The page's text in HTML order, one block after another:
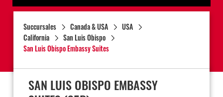
Succursales Canada & USA
USA
California
San Luis Obispo
San Luis Obispo Embassy Suites
SAN LUIS OBISPO EMBASSY